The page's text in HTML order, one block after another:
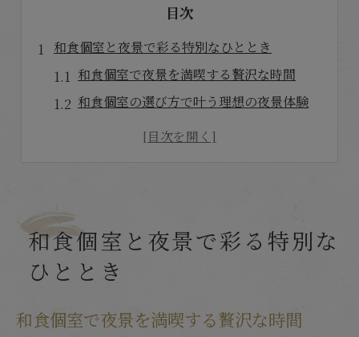
目次
和食個室と夜景で彩る特別なひととき
和食個室で夜景を満喫する贅沢な時間
和食個室の選び方で叶う理想の夜景体験
和食個室は記念日デートに最適な空間
夜景が美しい和食個室の魅力を探る
和食個室で楽しむ夜景の魅力を徹底解説
和食個室が夜景デートに選ばれる理由
和食個室ならではの夜景の楽しみ方とは
和食個室と夜景で彩る特別な
ひととき
和食個室で夜景を満喫する贅沢な時間